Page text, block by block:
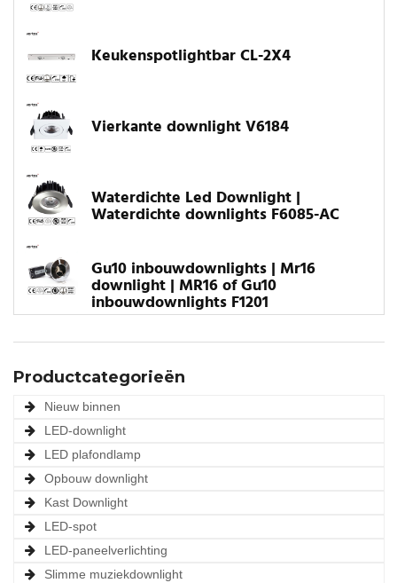
Keukenspotlightbar CL-2X4
Vierkante downlight V6184
Waterdichte Led Downlight |
Waterdichte downlights F6085-AC
Gu10 inbouwdownlights | Mr16
downlight | MR16 of Gu10
inbouwdownlights F1201
Productcategorieën
Nieuw binnen
LED-downlight
LED plafondlamp
Opbouw downlight
Kast Downlight
LED-spot
LED-paneelverlichting
Slimme muziekdownlight